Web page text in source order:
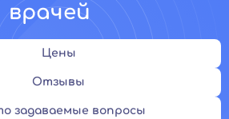
врачей
Цены
Отзывы
задаваемые вопросы